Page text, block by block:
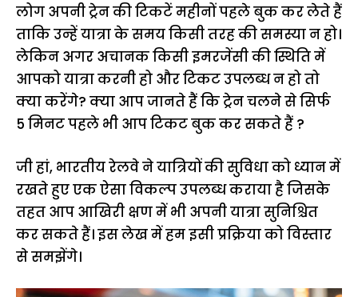
लोग अपनी ट्रेन की टिकटें महीनों पहले बुक कर लेते हैं
ताकि उन्हें यात्रा के समय किसी तरह की समस्या न हो।
लेकिन अगर अचानक किसी इमरजेंसी की स्थिति में
आपको यात्रा करनी हो और टिकट उपलब्ध न हो तो
क्या करेंगे? क्या आप जानते हैं कि ट्रेन चलने से सिर्फ
5 मिनट पहले भी आप टिकट बुक कर सकते हैं ?
जी हां, भारतीय रेलवे ने यात्रियों की सुविधा को ध्यान में
रखते हुए एक ऐसा विकल्प उपलब्ध कराया है जिसके
तहत आप आखिरी क्षण में भी अपनी यात्रा सुनिश्चित
कर सकते हैं। इस लेख में हम इसी प्रक्रिया को विस्तार
से समझेंगे।